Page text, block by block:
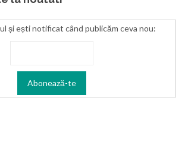
și ești notificat când publicăm ceva nou: